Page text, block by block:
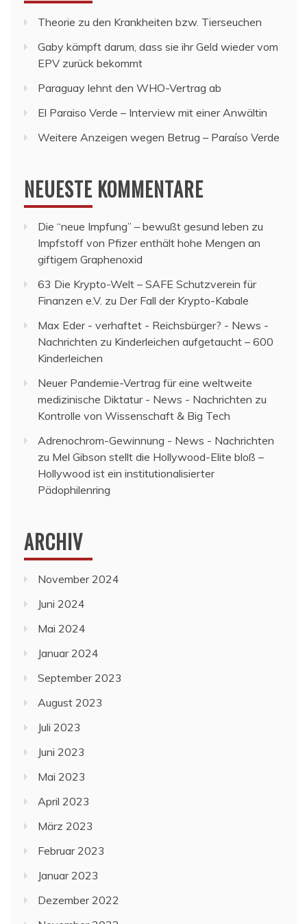
Theorie zu den Krankheiten bzw. Tierseuchen
Gaby kämpft darum, dass sie ihr Geld wieder vom
EPV zurück bekommt
Paraguay lehnt den WHO-Vertrag ab
El Paraiso Verde – Interview mit einer Anwältin
Weitere Anzeigen wegen Betrug – Paraíso Verde
NEUESTE KOMMENTARE
Die “neue Impfung” – bewußt gesund leben zu
Impfstoff von Pfizer enthält hohe Mengen an
giftigem Graphenoxid
63 Die Krypto-Welt – SAFE Schutzverein für
Finanzen e.V. zu Der Fall der Krypto-Kabale
Max Eder - verhaftet - Reichsbürger? - News -
Nachrichten zu Kinderleichen aufgetaucht – 600
Kinderleichen
Neuer Pandemie-Vertrag für eine weltweite
medizinische Diktatur - News - Nachrichten zu
Kontrolle von Wissenschaft & Big Tech
Adrenochrom-Gewinnung - News - Nachrichten
zu Mel Gibson stellt die Hollywood-Elite bloß –
Hollywood ist ein institutionalisierter
Pädophilenring
ARCHIV
November 2024
Juni 2024
Mai 2024
Januar 2024
September 2023
August 2023
Juli 2023
Juni 2023
Mai 2023
April 2023
März 2023
Februar 2023
Januar 2023
Dezember 2022